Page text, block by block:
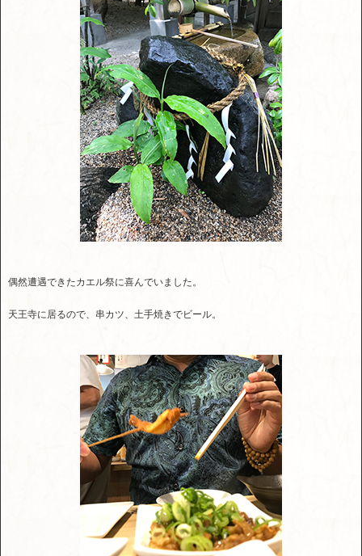
偶然遭遇できたカエル祭に喜んでいました。
天王寺に居るので、串カツ、土手焼きでビール。